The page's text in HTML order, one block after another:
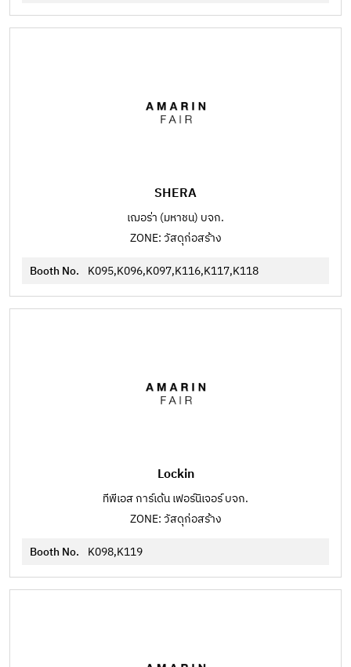
SHERA
เฌอร่า (มหาชน) บจก.
ZONE: วัสดุก่อสร้าง
Booth No. K095,K096,K097,K116,K117,K118
Lockin
ทีพีเอส การ์เด้น เฟอร์นิเจอร์ บจก.
ZONE: วัสดุก่อสร้าง
Booth No. K098,K119